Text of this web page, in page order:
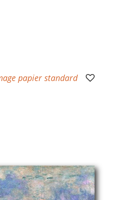
papier standard